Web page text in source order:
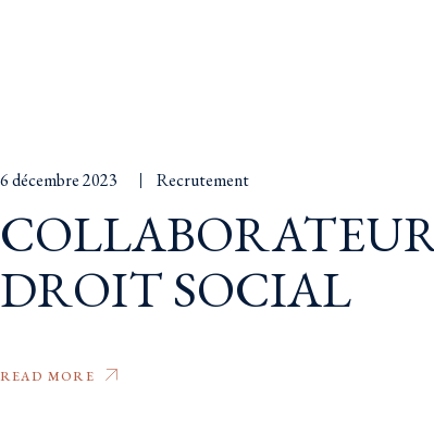
6 décembre 2023 Recrutement
DROIT SOCIAL
READ MORE